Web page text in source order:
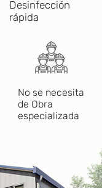
Desinfección
rápida
No se necesita
de Obra
especializada